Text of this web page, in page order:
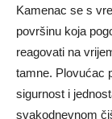
Kamenac se s
površinu koja
reagovati na
tamne. Plovućac
sigurnost i
svakodnevnom